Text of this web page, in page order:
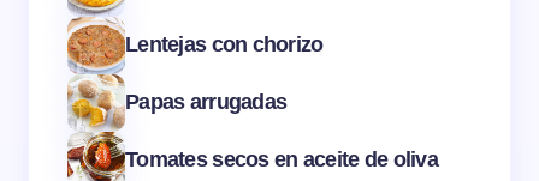
Lentejas con chorizo
Papas arrugadas
Tomates secos en aceite de oliva